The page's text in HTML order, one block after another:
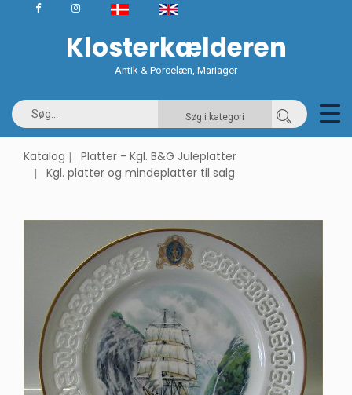
Klosterkælderen
Antik & Porcelæn, Mariager
Søg i kategori
Katalog
Platter - Kgl. B&G Juleplatter
Kgl. platter og mindeplatter til salg